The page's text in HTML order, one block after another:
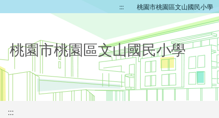
::: 桃園市桃園區文山國民小學
桃園市桃園區文山國民小學
:::